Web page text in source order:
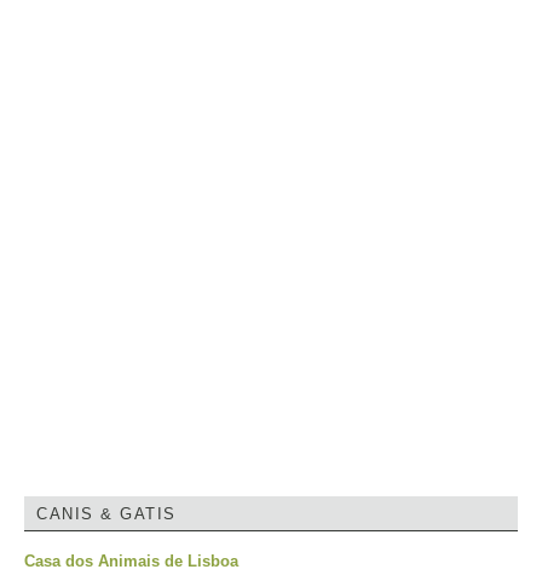
CANIS & GATIS
Casa dos Animais de Lisboa